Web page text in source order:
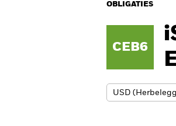
Particuliere belegger
OBLIGATIES
CEB6